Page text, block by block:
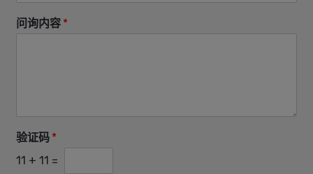
问询内容 *
验证码 *
11 + 11 =